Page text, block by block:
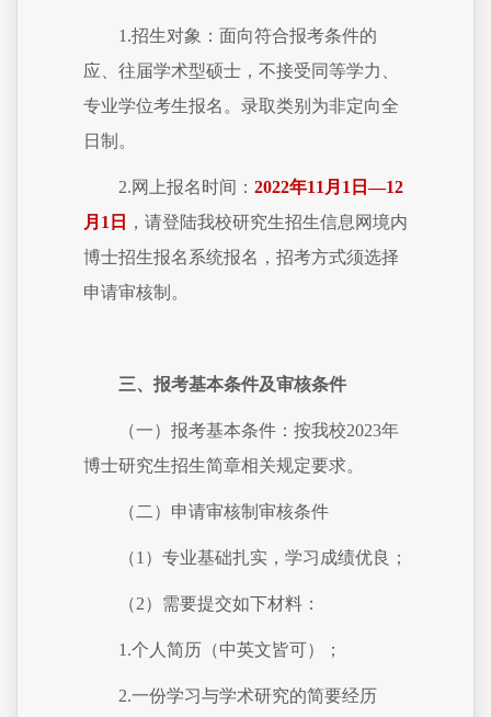
1.招生对象：面向符合报考条件的
应、往届学术型硕士，不接受同等学力、
专业学位考生报名。录取类别为非定向全
日制。
2.网上报名时间： 2022年11月1日—12
月1日
，请登陆我校研究生招生信息网境内
博士招生报名系统报名，招考方式须选择
申请审核制。
三、报考基本条件及审核条件
（一）报考基本条件：按我校2023年
博士研究生招生简章相关规定要求。
（二）申请审核制审核条件
（1）专业基础扎实，学习成绩优良；
（2）需要提交如下材料：
1.个人简历（中英文皆可）；
2.一份学习与学术研究的简要经历